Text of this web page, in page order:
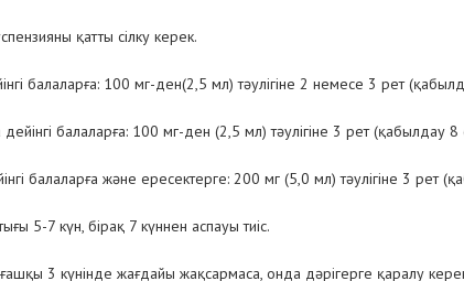
қатты сілку керек.
балаларға: 100 мг-ден(2,5 мл) тәулігіне 2 немесе 3 рет
балаларға: 100 мг-ден (2,5 мл) тәулігіне 3 рет (қабылдау 8
балаларға және ересектерге: 200 мг (5,0 мл) тәулігіне 3 рет
5-7 күн, бірақ 7 күннен аспауы тиіс.
3 күнінде жағдайы жақсармаса, онда дәрігерге қаралу